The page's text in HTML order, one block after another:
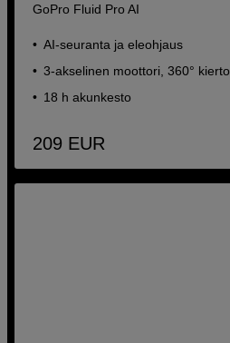
GoPro Fluid Pro AI
AI-seuranta ja eleohjaus
3-akselinen moottori, 360° kierto
18 h akunkesto
209 EUR